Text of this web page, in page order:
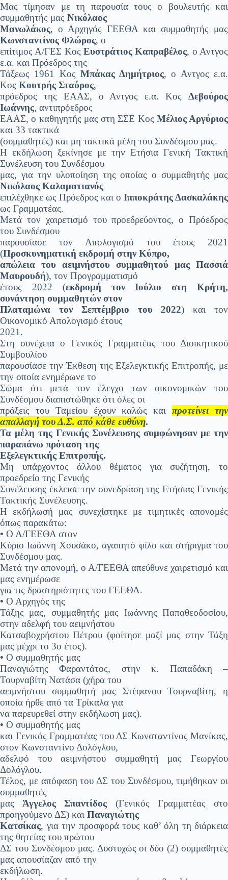
Μας τίμησαν με τη παρουσία τους ο βουλευτής και
συμμαθητής μας Νικόλαος
Μανωλάκος, ο Αρχηγός ΓΕΕΘΑ και συμμαθητής μας
Κωνσταντίνος Φλώρος, ο
επίτιμος Α/ΓΕΣ Κος Ευστράτιος Καπραβέλος, ο Αντγος
ε.α. και Πρόεδρος της
Τάξεως 1961 Κος Μπάκας Δημήτριος, ο Αντγος ε.α.
Κος Κουτρής Σταύρος,
πρόεδρος της ΕΑΑΣ, ο Αντγος ε.α. Κος Δεβούρος
Ιωάννης, αντιπρόεδρος
ΕΑΑΣ, ο καθηγητής μας στη ΣΣΕ Κος Μέλιος Αργύριος
και 33 τακτικά
(συμμαθητές) και μη τακτικά μέλη του Συνδέσμου μας.
Η εκδήλωση ξεκίνησε με την Ετήσια Γενική Τακτική
Συνέλευση του Συνδέσμου
μας, για την υλοποίηση της οποίας ο συμμαθητής μας
Νικόλαος Καλαματιανός
επιλέχθηκε ως Πρόεδρος και ο Ιπποκράτης Δασκαλάκης
ως Γραμματέας.
Μετά τον χαιρετισμό του προεδρεύοντος, ο Πρόεδρος
του Συνδέσμου
παρουσίασε τον Απολογισμό του έτους 2021
(Προσκυνηματική εκδρομή στην Κύπρο,
απώλεια του αειμνήστου συμμαθητού μας Πασσιά
Μαυρουδή), τον Προγραμματισμό
έτους 2022 (εκδρομή τον Ιούλιο στη Κρήτη,
συνάντηση συμμαθητών στον
Πλαταμώνα τον Σεπτέμβριο του 2022) και τον
Οικονομικό Απολογισμό έτους
2021.
Στη συνέχεια ο Γενικός Γραμματέας του Διοικητικού
Συμβουλίου
παρουσίασε την Έκθεση της Εξελεγκτικής Επιτροπής, με
την οποία ενημέρωνε το
Σώμα ότι μετά τον έλεγχο των οικονομικών του
Συνδέσμου διαπιστώθηκε ότι όλες οι
πράξεις του Ταμείου έχουν καλώς καιπροτείνει την
απαλλαγή του Δ.Σ. από κάθε ευθύνη.
Τα μέλη της Γενικής Συνέλευσης συμφώνησαν με την
παραπάνω πρόταση της
Εξελεγκτικής Επιτροπής.
Μη υπάρχοντος άλλου θέματος για συζήτηση, το
προεδρείο της Γενικής
Συνέλευσης έκλεισε την συνεδρίαση της Ετήσιας Γενικής
Τακτικής Συνέλευσης.
Η εκδήλωσή μας συνεχίστηκε με τιμητικές απονομές
όπως παρακάτω:
• Ο Α/ΓΕΕΘΑ στον
Κύριο Ιωάννη Χουσάκο, αγαπητό φίλο και στήριγμα του
Συνδέσμου μας.
Μετά την απονομή, ο Α/ΓΕΕΘΑ απεύθυνε χαιρετισμό και
μας ενημέρωσε
για τις δραστηριότητες του ΓΕΕΘΑ.
• Ο Αρχηγός της
Τάξης μας, συμμαθητής μας Ιωάννης Παπαθεοδοσίου,
στην αδελφή του αειμνήστου
Κατσαβοχρήστου Πέτρου (φοίτησε μαζί μας στην Τάξη
μας μέχρι το 3ο έτος).
• Ο συμμαθητής μας
Παναγιώτης Φαραντάτος, στην κ. Παπαδάκη –
Τουρναβίτη Νατάσα (χήρα του
αειμνήστου συμμαθητή μας Στέφανου Τουρναβίτη, η
οποία ήρθε από τα Τρίκαλα για
να παρευρεθεί στην εκδήλωση μας).
• Ο συμμαθητής μας
και Γενικός Γραμματέας του ΔΣ Κωνσταντίνος Μανίκας,
στον Κωνσταντίνο Δολόγλου,
αδελφό του αειμνήστου συμμαθητή μας Γεωργίου
Δολόγλου.
Τέλος, με απόφαση του ΔΣ του Συνδέσμου, τιμήθηκαν οι
συμμαθητές
μας Άγγελος Σπαντίδος (Γενικός Γραμματέας στο
προηγούμενο ΔΣ) και Παναγιώτης
Κατσίκας, για την προσφορά τους καθ’ όλη τη διάρκεια
της θητείας του πρώτου
ΔΣ του Συνδέσμου μας. Δυστυχώς οι δύο (2) συμμαθητές
μας απουσίαζαν από την
εκδήλωση.